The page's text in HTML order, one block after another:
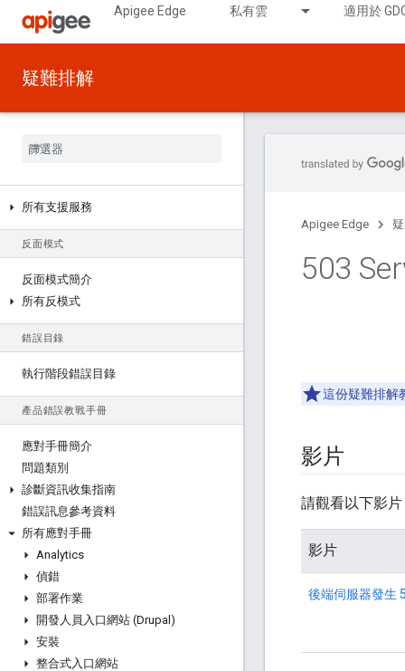
Apigee Edge 私有雲 適用於
疑難排解
所有支援服務
反面模式
反面模式簡介
所有反模式
錯誤目錄
執行階段錯誤目錄
產品錯誤教戰手冊
應對手冊簡介
問題類別
診斷資訊收集指南
錯誤訊息參考資料
所有應對手冊
Analytics
偵錯
部署作業
開發人員入口網站 (Drupal)
安裝
整合式入口網站
Apigee Edge
503
這份疑難排解
影片
請觀看以下影
影片
後端伺服器發生